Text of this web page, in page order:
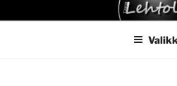
sisältöönTAKSI LEHTOLA